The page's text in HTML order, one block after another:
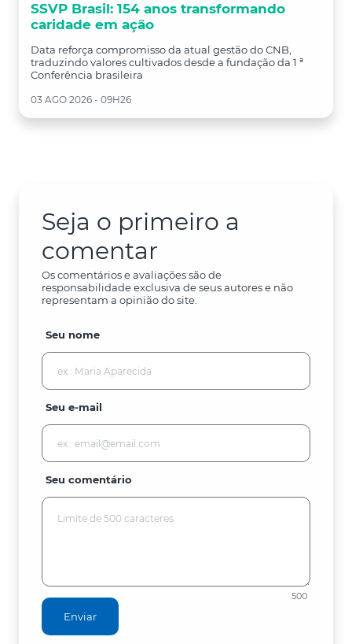
SSVP Brasil: 154 anos transformando
caridade em ação
Data reforça compromisso da atual gestão do CNB,
traduzindo valores cultivados desde a fundação da 1 ª
Conferência brasileira
03 AGO 2026 - 09H26
Seja o primeiro a
comentar
Os comentários e avaliações são de
responsabilidade exclusiva de seus autores e não
representam a opinião do site.
Seu nome
Seu e-mail
Seu comentário
500
Enviar